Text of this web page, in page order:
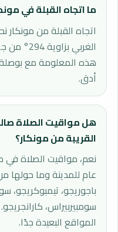
ما اتجاه القبلة في
اتجاه القبلة من
الغربي
هذه المعلومة مع
أدق.
هل مواقيت الصلاة
القريبة من مونكار؟
نعم، مواقيت الصلاة في
عام للمدينة وما حولها
باجوريجو، تيمبوكريجو،
سومبيربيراس،
المواقع البعيدة جدًا.